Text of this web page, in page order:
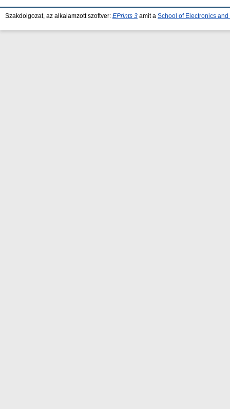
Szakdolgozat, az alkalamzott szoftver: EPrints 3 amit a School of Electronics